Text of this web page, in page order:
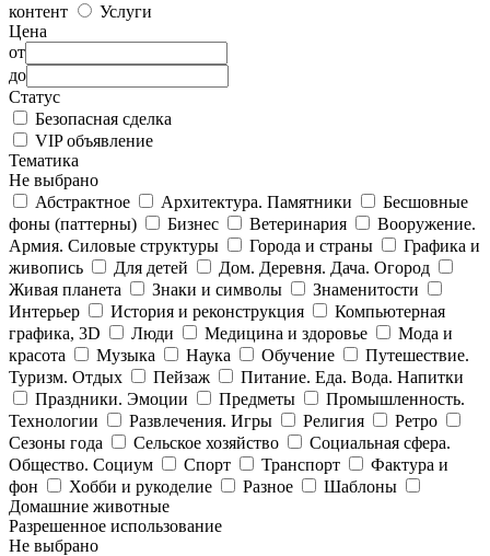
контент
Услуги
Цена
от
до
Статус
Безопасная сделка
VIP объявление
Тематика
Не выбрано
Абстрактное
Архитектура. Памятники
Бесшовные
фоны (паттерны)
Бизнес Ветеринария
Вооружение.
Армия. Силовые структуры
Города и страны
Графика и
живопись
Для детей
Дом. Деревня. Дача. Огород
Живая планета
Знаки и символы
Знаменитости
Интерьер
История и реконструкция
Компьютерная
графика, 3D
Люди Медицина и здоровье
Мода и
красота
Музыка Наука Обучение
Путешествие.
Туризм. Отдых
Пейзаж
Питание. Еда. Вода. Напитки
Праздники. Эмоции
Предметы
Промышленность.
Технологии
Развлечения. Игры Религия
Ретро
Сезоны года
Сельское хозяйство
Социальная сфера.
Общество. Социум
Спорт Транспорт
Фактура и
фон
Хобби и рукоделие Разное
Шаблоны
Домашние животные
Разрешенное использование
Не выбрано